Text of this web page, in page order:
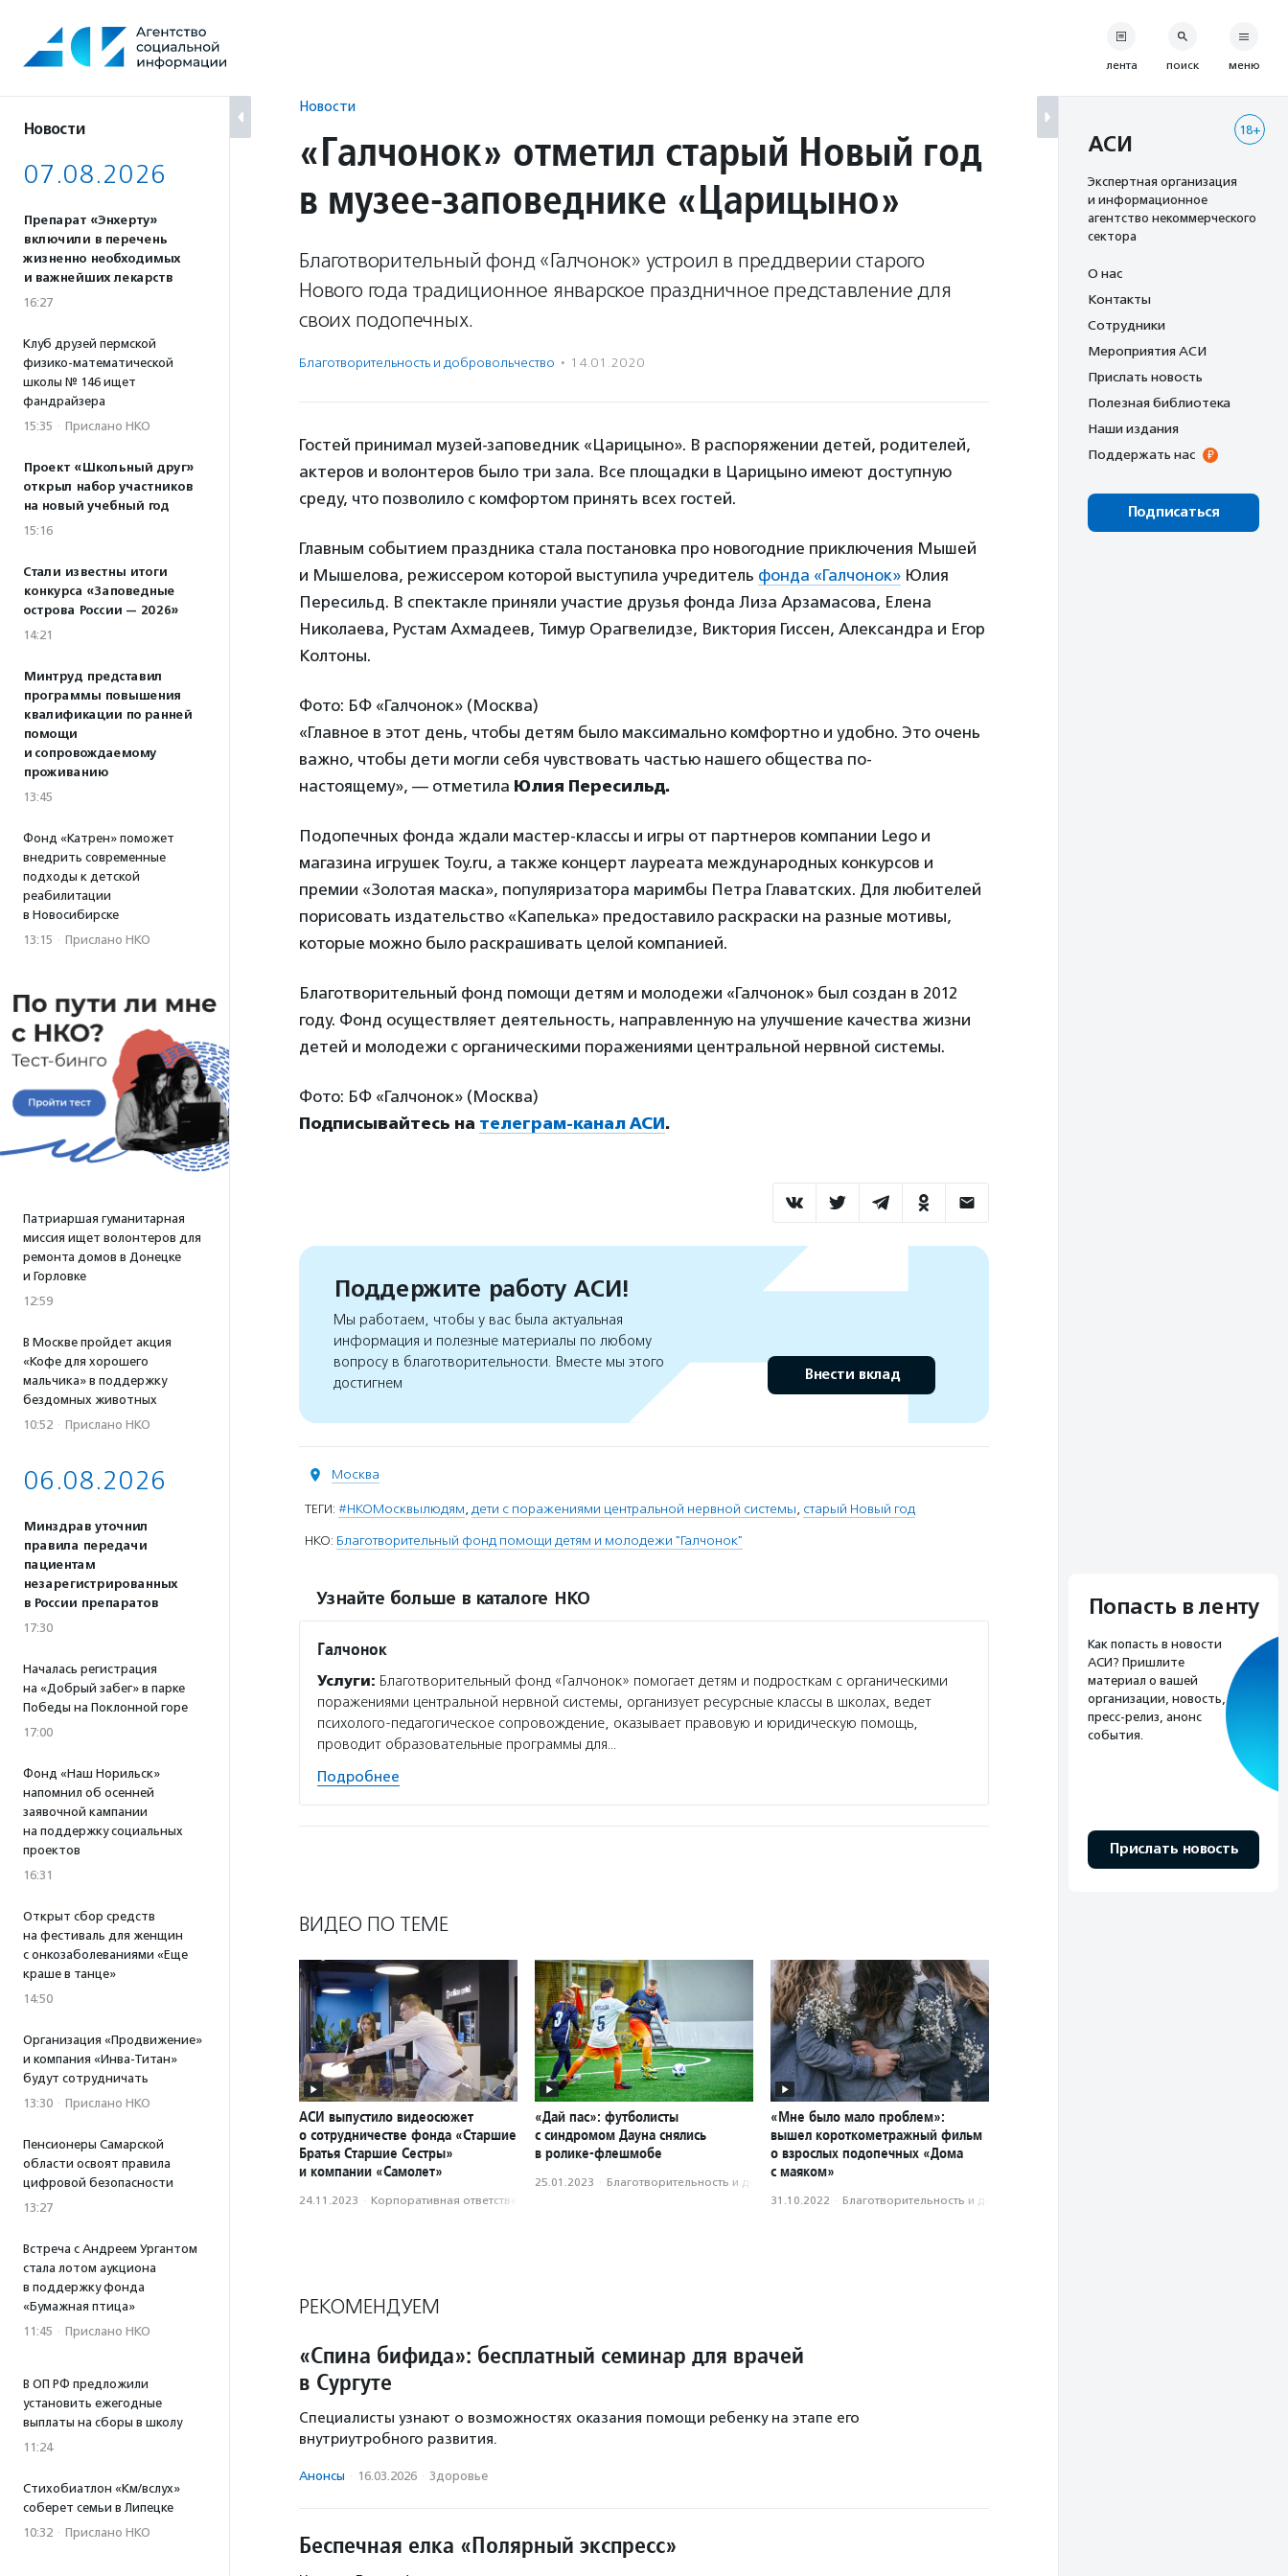
содержанию
Новости
07.08.2026
Препарат «Энхерту»
включили в перечень
жизненно необходимых
и важнейших лекарств
16:27
Клуб друзей пермской
физико-математической
школы № 146 ищет
фандрайзера
15:35 · Прислано НКО
Проект «Школьный друг»
открыл набор участников
на новый учебный год
15:16
Стали известны итоги
конкурса «Заповедные
острова России — 2026»
14:21
Минтруд представил
программы повышения
квалификации по ранней
помощи
и сопровождаемому
проживанию
13:45
Фонд «Катрен» поможет
внедрить современные
подходы к детской
реабилитации
в Новосибирске
13:15 · Прислано НКО
Патриаршая гуманитарная
миссия ищет волонтеров для
ремонта домов в Донецке
и Горловке
12:59
В Москве пройдет акция
«Кофе для хорошего
мальчика» в поддержку
бездомных животных
10:52 · Прислано НКО
06.08.2026
Минздрав уточнил
правила передачи
пациентам
незарегистрированных
в России препаратов
17:30
Началась регистрация
на «Добрый забег» в парке
Победы на Поклонной горе
17:00
Фонд «Наш Норильск»
напомнил об осенней
заявочной кампании
на поддержку социальных
проектов
16:31
Открыт сбор средств
на фестиваль для женщин
с онкозаболеваниями «Еще
краше в танце»
14:50
Организация «Продвижение»
и компания «Инва-Титан»
будут сотрудничать
13:30 · Прислано НКО
Пенсионеры Самарской
области освоят правила
цифровой безопасности
13:27
Встреча с Андреем Ургантом
стала лотом аукциона
в поддержку фонда
«Бумажная птица»
11:45 · Прислано НКО
В ОП РФ предложили
установить ежегодные
выплаты на сборы в школу
11:24
Стихобиатлон «Км/вслух»
соберет семьи в Липецке
10:32 · Прислано НКО
Новости
«Галчонок» отметил старый Новый год
в музее-заповеднике «Царицыно»
Благотворительный фонд «Галчонок» устроил в преддверии старого
Нового года традиционное январское праздничное представление для
своих подопечных.
Благотвори­тель­ность и доброволь­чест­во · 14.01.2020
Гостей принимал музей-заповедник «Царицыно». В распоряжении детей, родителей,
актеров и волонтеров было три зала. Все площадки в Царицыно имеют доступную
среду, что позволило с комфортом принять всех гостей.
Главным событием праздника стала постановка про новогодние приключения Мышей
и Мышелова, режиссером которой выступила учредитель фонда «Галчонок» Юлия
Пересильд. В спектакле приняли участие друзья фонда Лиза Арзамасова, Елена
Николаева, Рустам Ахмадеев, Тимур Орагвелидзе, Виктория Гиссен, Александра и Егор
Колтоны.
Фото: БФ «Галчонок» (Москва)
«Главное в этот день, чтобы детям было максимально комфортно и удобно. Это очень
важно, чтобы дети могли себя чувствовать частью нашего общества по-
настоящему», — отметила Юлия Пересильд.
Подопечных фонда ждали мастер-классы и игры от партнеров компании Lego и
магазина игрушек Toy.ru, а также концерт лауреата международных конкурсов и
премии «Золотая маска», популяризатора маримбы Петра Главатских. Для любителей
порисовать издательство «Капелька» предоставило раскраски на разные мотивы,
которые можно было раскрашивать целой компанией.
Благотворительный фонд помощи детям и молодежи «Галчонок» был создан в 2012
году. Фонд осуществляет деятельность, направленную на улучшение качества жизни
детей и молодежи с органическими поражениями центральной нервной системы.
Фото: БФ «Галчонок» (Москва)
Подписывайтесь на телеграм-канал АСИ.
Поддержите работу АСИ!
Мы работаем, чтобы у вас была актуальная
информация и полезные материалы по любому
вопросу в благотворительности. Вместе мы этого
достигнем
Внести вклад
Москва
ТЕГИ: #НКОМосквылюдям, дети с поражениями центральной нервной системы, старый Новый год
НКО: Благотворительный фонд помощи детям и молодежи "Галчонок"
Узнайте больше в каталоге НКО
Галчонок
Услуги: Благотворительный фонд «Галчонок» помогает детям и подросткам с органическими
поражениями центральной нервной системы, организует ресурсные классы в школах, ведет
психолого-педагогическое сопровождение, оказывает правовую и юридическую помощь,
проводит образовательные программы для…
Подробнее
ВИДЕО ПО ТЕМЕ
АСИ выпустило видеосюжет
о сотрудничестве фонда «Старшие
Братья Старшие Сестры»
и компании «Самолет»
24.11.2023 · Корпоративная ответственность
«Дай пас»: футболисты
с синдромом Дауна снялись
в ролике-флешмобе
25.01.2023 · Благотвори­тель­ность и доброволь­чест­во
«Мне было мало проблем»:
вышел короткометражный фильм
о взрослых подопечных «Дома
с маяком»
31.10.2022 · Благотвори­тель­ность и доброволь­чест­во
РЕКОМЕНДУЕМ
«Спина бифида»: бесплатный семинар для врачей
в Сургуте
Специалисты узнают о возможностях оказания помощи ребенку на этапе его
внутриутробного развития.
Анонсы · 16.03.2026 · Здоровье
Беспечная елка «Полярный экспресс»
лента поиск меню
18+
АСИ
Экспертная организация
и информационное
агентство некоммерческого
сектора
О нас
Контакты
Сотрудники
Мероприятия АСИ
Прислать новость
Полезная библиотека
Наши издания
Поддержать нас
Подписаться
Попасть в ленту
Как попасть в новости
АСИ? Пришлите
материал о вашей
организации, новость,
пресс-релиз, анонс
события.
Прислать новость